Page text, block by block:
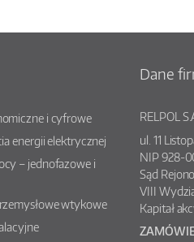
i cyfrowe
energii elektrycznej
– jednofazowe i
wtykowe
Dane
RELPOL
ul. 11
NIP 928-
Sąd
VIII
Kapitał